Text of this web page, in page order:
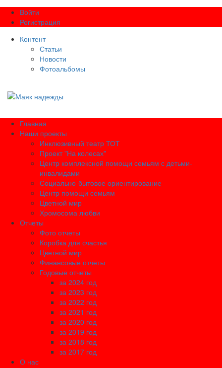
Войти
Регистрация
Контент
Статьи
Новости
Фотоальбомы
Главная
Наши проекты
Инклюзивный театр ТОТ
Проект "На колесах"
Центр комплексной помощи семьям с детьми-
инвалидами
Социально-бытовое ориентирование
Центр помощи семьям
Цветной мир
Хромосома любви
Отчеты
Фото отчеты
Коробка для счастья
Цветной мир
Финансовые отчеты
Годовые отчеты
за 2024 год
за 2023 год
за 2022 год
за 2021 год
за 2020 год
за 2019 год
за 2018 год
за 2017 год
О нас